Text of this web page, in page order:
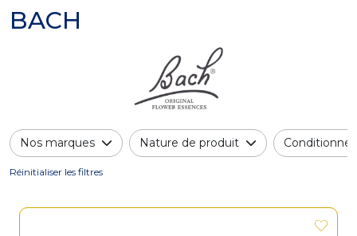
BACH
Nos marques Nature de produit
Réinitialiser les filtres